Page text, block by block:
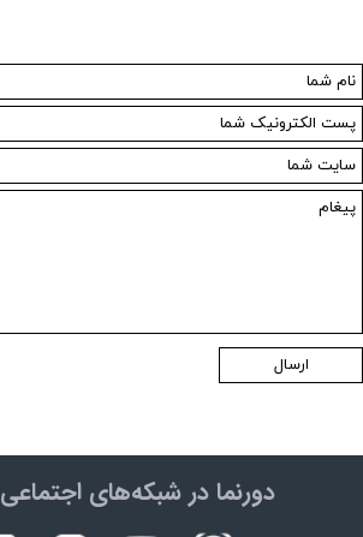
ارسال
دورنما در شبکه‌های اجتماعی